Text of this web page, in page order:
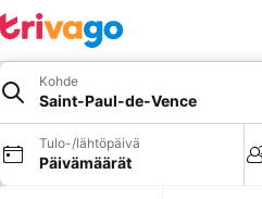
Kohde
Saint-Paul-de-Vence
Tulo-/lähtöpäivä
Päivämäärät